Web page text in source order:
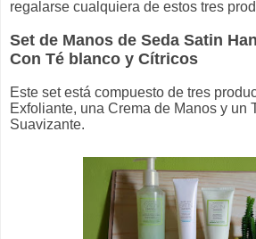
regalarse cualquiera de estos tres
Set de Manos de Seda Satin
Con Té blanco y Cítricos
Este set está compuesto de tres
Exfoliante, una Crema de Manos y un
Suavizante.